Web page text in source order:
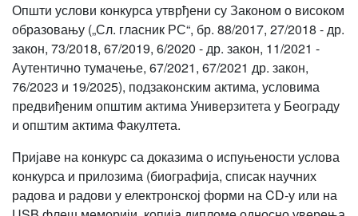
Општи услови конкурса утврђени су Законом о високом
образовању („Сл. гласник РС“, бр. 88/2017, 27/2018 - др.
закон, 73/2018, 67/2019, 6/2020 - др. закон, 11/2021 -
Аутентично тумачење, 67/2021, 67/2021 др. закон,
76/2023 и 19/2025), подзаконским актима, условима
предвиђеним општим актима Универзитета у Београду
и општим актима Факултета.
Пријаве на конкурс са доказима о испуњености услова
конкурса и прилозима (биографија, списак научних
радова и радови у електронској форми на CD-у или на